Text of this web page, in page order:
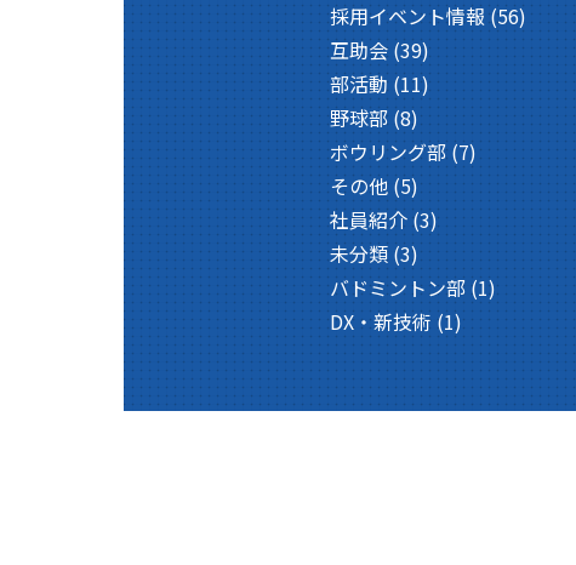
採用イベント情報(56)
互助会 (39)
部活動 (11)
野球部 (8)
ボウリング部(7)
その他 (5)
社員紹介(3)
未分類 (3)
バドミントン部 (1)
DX・新技術 (1)